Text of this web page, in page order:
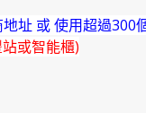
址 或 使用超過300
或智能櫃)